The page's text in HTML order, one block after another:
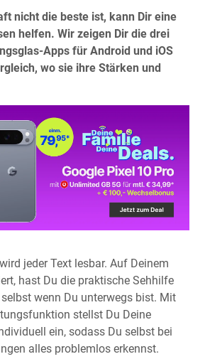
nicht die beste ist, kann Dir eine
helfen. Wir zeigen Dir die drei
Apps für Android und iOS
wo sie ihre Stärken und
jeder Text lesbar. Auf Deinem
hast Du die praktische Sehhilfe
wenn Du unterwegs bist. Mit
stellst Du Deine
ein, sodass Du selbst bei
alles problemlos erkennst.